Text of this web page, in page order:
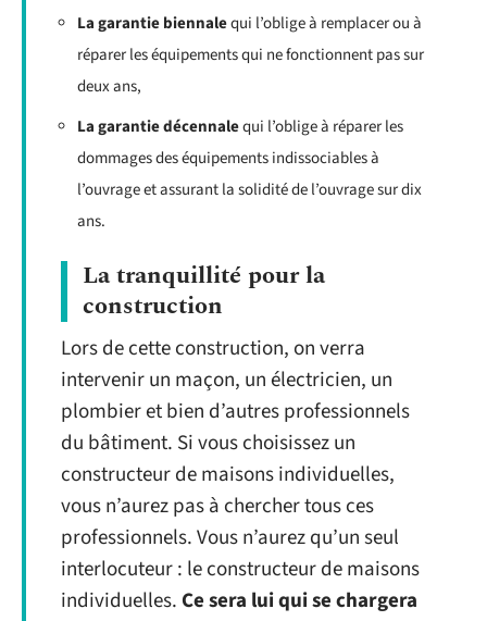
La garantie biennalequi l’oblige à remplacer ou à
réparer les équipements qui ne fonctionnent pas sur
deux ans,
La garantie décennalequi l’oblige à réparer les
dommages des équipements indissociables à
l’ouvrage et assurant la solidité de l’ouvrage sur dix
ans.
La tranquillité pour la
construction
Lors de cette construction, on verra
intervenir un maçon, un électricien, un
plombier et bien d’autres professionnels
du bâtiment. Si vous choisissez un
constructeur de maisons individuelles,
vous n’aurez pas à chercher tous ces
professionnels. Vous n’aurez qu’un seul
interlocuteur : le constructeur de maisons
individuelles. Ce sera lui qui se chargera